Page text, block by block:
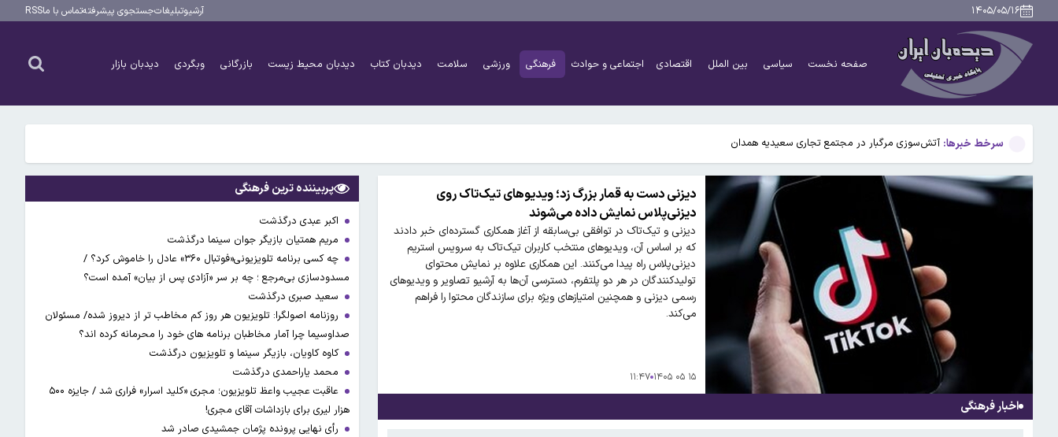
۱۴۰۵/۰۵/۱۶ آرشیوتبلیغاتجستجوی پیشرفتهتماس با ماRSS
صفحه نخست سیاسی بین الملل اقتصادی اجتماعی و حوادث فرهنگی ورزشی سلامت دیدبان کتاب دیدبان محیط زیست بازرگانی وبگردی دیدبان بازار
سرخط خبرها:
بوگاتی سفارشی با نام «دِستِریِر» معرفی شد / W۱۶ هنوز نفس می‌کشد /عکس و فیلم
یافته جدید: سرعت گرمایش جهانی در یک دهه گذشته تقریباً دو برابر شده است
جزئیات جدید افزایش سنوات بازنشستگی/ چه کسانی باید بیشتر کار کنند و چه افرادی معاف هستند؟
آتش‌سوزی مرگبار در مجتمع تجاری سعیدیه همدان
دانشمندان راز آبشار خونین جنوبگان را کشف کردند
بوگاتی سفارشی با نام «دِستِریِر» معرفی شد / W۱۶ هنوز نفس می‌کشد /عکس و فیلم
یافته جدید: سرعت گرمایش جهانی در یک دهه گذشته تقریباً دو برابر شده است
جزئیات جدید افزایش سنوات بازنشستگی/ چه کسانی باید بیشتر کار کنند و چه افرادی معاف هستند؟
دیزنی دست به قمار بزرگ زد؛ ویدیوهای تیک‌تاک روی
دیزنی‌پلاس نمایش داده می‌شوند
دیزنی و تیک‌تاک در توافقی بی‌سابقه از آغاز همکاری گسترده‌ای خبر دادند
که بر اساس آن، ویدیوهای منتخب کاربران تیک‌تاک به سرویس استریم
دیزنی‌پلاس راه پیدا می‌کنند. این همکاری علاوه بر نمایش محتوای
تولیدکنندگان در هر دو پلتفرم، دسترسی آن‌ها به آرشیو تصاویر و ویدیوهای
رسمی دیزنی و همچنین امتیازهای ویژه برای سازندگان محتوا را فراهم
می‌کند.
۱۵ ۰۵ ۱۴۰۵ ۱۱:۴۷
اخبار فرهنگی
پربیننده ترین فرهنگی
اکبر عبدی درگذشت
مریم همتیان بازیگر جوان سینما درگذشت
چه کسی برنامه تلویزیونی«فوتبال ۳۶۰» عادل را خاموش کرد؟ /
مسدودسازی بی‌مرجع ؛ چه بر سر «آزادی پس از بیان» آمده است؟
سعید صبری درگذشت
روزنامه اصولگرا: تلویزیون هر روز کم مخاطب تر از دیروز شده/ مسئولان
صداوسیما چرا آمار مخاطبان برنامه های خود را محرمانه کرده اند؟
کاوه کاویان، بازیگر سینما و تلویزیون درگذشت
محمد یاراحمدی درگذشت
عاقبت عجیب واعظ تلویزیون؛ مجری «کلید اسرار» فراری شد / جایزه ۵۰۰
هزار لیری برای بازداشات آقای مجری!
رأی نهایی پرونده پژمان جمشیدی صادر شد